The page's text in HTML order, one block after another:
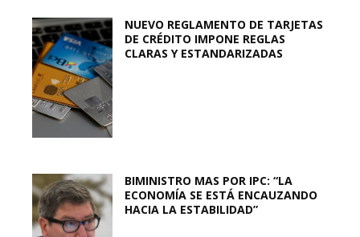
NUEVO REGLAMENTO DE TARJETAS
DE CRÉDITO IMPONE REGLAS
CLARAS Y ESTANDARIZADAS
BIMINISTRO MAS POR IPC: “LA
ECONOMÍA SE ESTÁ ENCAUZANDO
HACIA LA ESTABILIDAD”